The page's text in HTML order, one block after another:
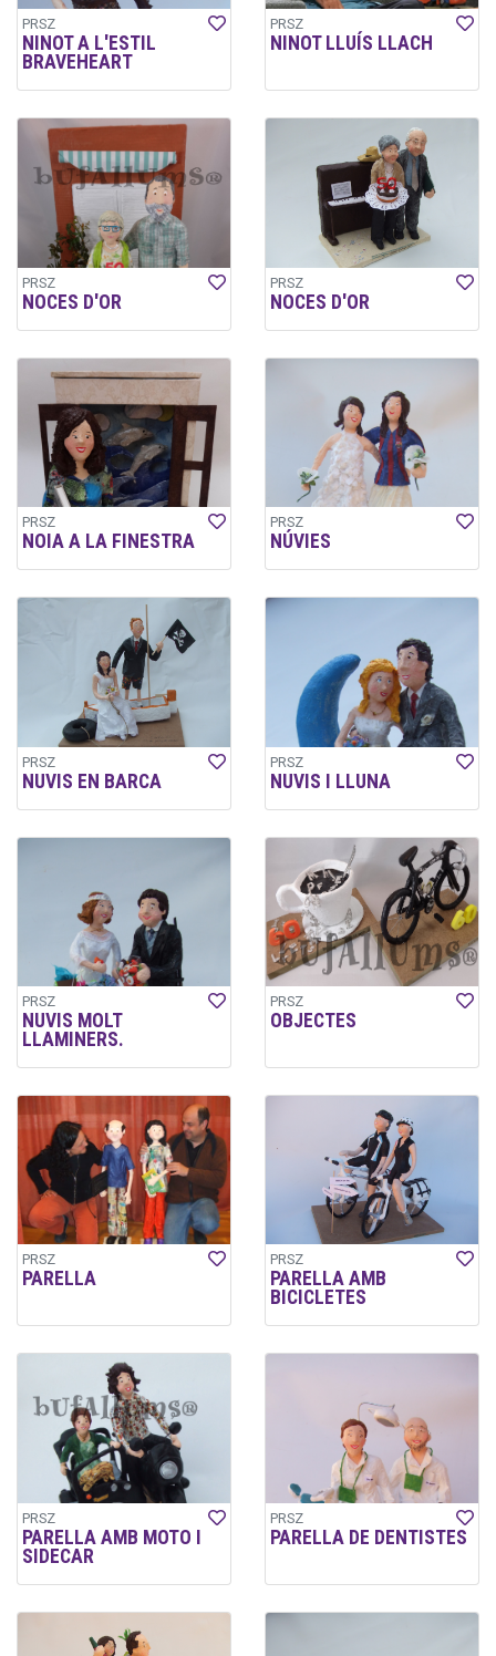
PRSZ
NINOT A L'ESTIL
BRAVEHEART
PRSZ
NINOT LLUÍS LLACH
PRSZ
NOCES D'OR
PRSZ
NOCES D'OR
PRSZ
NOIA A LA FINESTRA
PRSZ
NÚVIES
PRSZ
NUVIS EN BARCA
PRSZ
NUVIS I LLUNA
PRSZ
NUVIS MOLT
LLAMINERS.
PRSZ
OBJECTES
PRSZ
PARELLA
PRSZ
PARELLA AMB
BICICLETES
PRSZ
PARELLA AMB MOTO I
SIDECAR
PRSZ
PARELLA DE DENTISTES